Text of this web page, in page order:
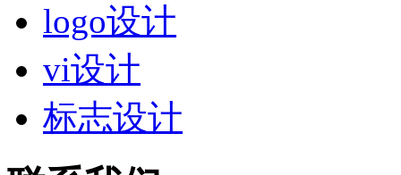
logo设计
vi设计
标志设计